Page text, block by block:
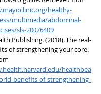
healthy-
multimedia/abdominal-
sls-20076409
Publishing. (2018). The real-
of strengthening your core.
healthbea
benefits-of-strengthening-